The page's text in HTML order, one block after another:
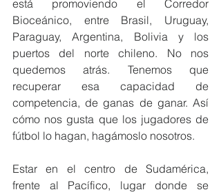
está promoviendo el Corredor
Bioceánico, entre Brasil, Uruguay,
Paraguay, Argentina, Bolivia y los
puertos del norte chileno. No nos
quedemos atrás. Tenemos que
recuperar esa capacidad de
competencia, de ganas de ganar. Así
cómo nos gusta que los jugadores de
fútbol lo hagan, hagámoslo nosotros.
Estar en el centro de Sudamérica,
frente al Pacífico, lugar donde se